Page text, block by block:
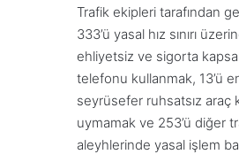
Trafik ekipleri tarafından
333’ü yasal hız sınırı
ehliyetsiz ve sigorta
telefonu kullanmak, 13’ü
seyrüsefer ruhsatsız araç
uymamak ve 253’ü diğer
aleyhlerinde yasal işlem